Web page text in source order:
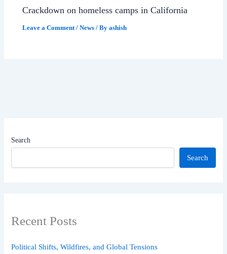
Crackdown on homeless camps in California
Leave a Comment /News / Byashish
Search
Search
Recent Posts
Political Shifts, Wildfires, and Global Tensions